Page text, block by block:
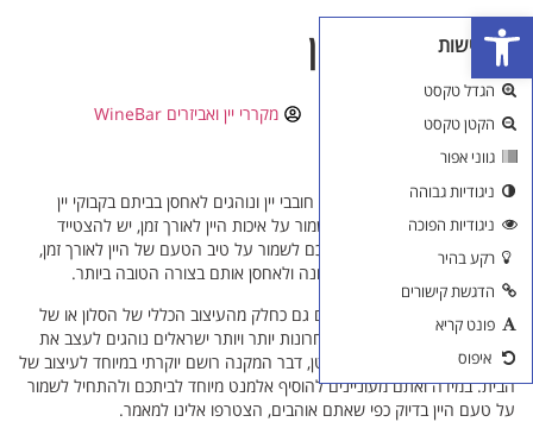
מקרר יין מדחס
מקרר יין אינטגרלי
מקררים שונים
אביזרים ליין
כוסות יין
מקרר יינות קטן
30/11/2015 מקררי יין ואביזרים WineBar
מקרר יינות קטן
רבים מהאוכלוסייה בישראל הם חובבי יין ונוהגים לאחסן בביתם בקבוקי יין
שונים במשך הזמן. על מנת לשמור על איכות היין לאורך זמן, יש להצטייד
במקררי יין מקצועיים שיסייעו לכם לשמור על טיב הטעם של היין לאורך זמן,
להגיש אותם בטמפרטורה הנכונה ולאחסן אותם בצורה הטובה ביותר.
מקרר יין קטן משמש בתים רבים גם כחלק מהעיצוב הכללי של הסלון או של
המרתפים השונים. בשנים האחרונות יותר ויותר ישראלים נוהגים לעצב את
ביתם ולהציב בסלון מקרר יין קטן, דבר המקנה רושם יוקרתי במיוחד לעיצוב של
הבית. במידה ואתם מעוניינים להוסיף אלמנט מיוחד לביתכם ולהתחיל לשמור
על טעם היין בדיוק כפי שאתם אוהבים, הצטרפו אלינו למאמר.
פתח סרגל נגישות
כלי נגישות
הגדל טקסט
הקטן טקסט
גווני אפור
ניגודיות גבוהה
ניגודיות הפוכה
רקע בהיר
הדגשת קישורים
פונט קריא
איפוס